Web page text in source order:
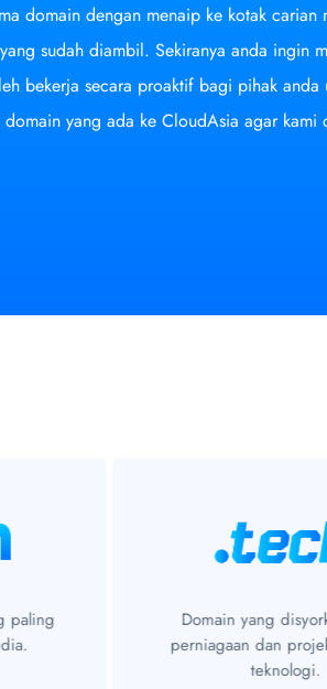
domain dengan menaip ke kotak
sudah diambil. Sekiranya anda ingin
bekerja secara proaktif bagi pihak
domain yang ada ke CloudAsia agar
paling
Domain yang
perniagaan dan
teknologi.